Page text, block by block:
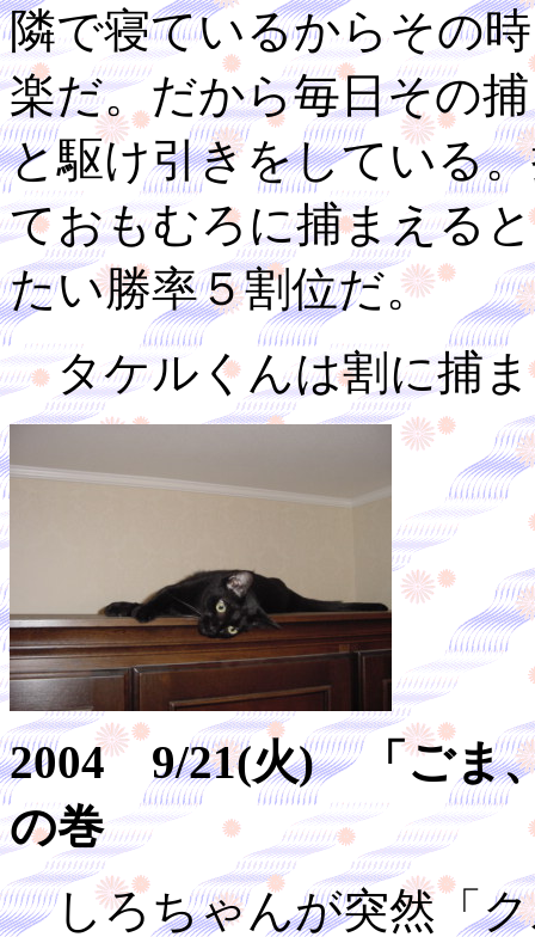
隣で寝ているからその
楽だ。だから毎日その
と駆け引きをしている
ておもむろに捕まえる
たい勝率５割位だ。
タケルくんは割に捕ま
2004 9/21(火) 「ごま
の巻
しろちゃんが突然「ク